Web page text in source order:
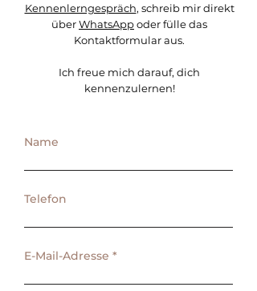
Kennenlerngespräch, schreib mir direkt
überWhatsAppoder fülle das
Kontaktformular aus.
Ich freue mich darauf, dich
kennenzulernen!
Name
Telefon
E-Mail-Adresse